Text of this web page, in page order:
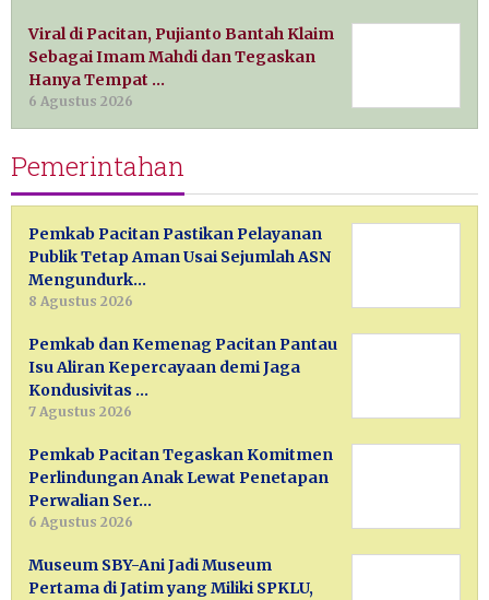
Viral di Pacitan, Pujianto Bantah Klaim
Sebagai Imam Mahdi dan Tegaskan
Hanya Tempat …
6 Agustus 2026
Pemerintahan
Pemkab Pacitan Pastikan Pelayanan
Publik Tetap Aman Usai Sejumlah ASN
Mengundurk…
8 Agustus 2026
Pemkab dan Kemenag Pacitan Pantau
Isu Aliran Kepercayaan demi Jaga
Kondusivitas …
7 Agustus 2026
Pemkab Pacitan Tegaskan Komitmen
Perlindungan Anak Lewat Penetapan
Perwalian Ser…
6 Agustus 2026
Museum SBY-Ani Jadi Museum
Pertama di Jatim yang Miliki SPKLU,